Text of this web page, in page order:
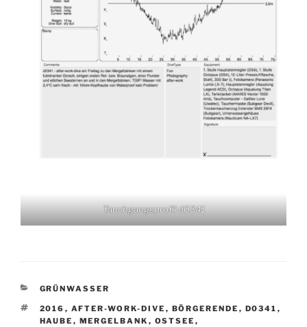
Tauchgangsprofil d0341
KATEGORIEN
GRÜNWASSER
SCHLAGWÖRTER
2016 , AFTER-WORK-DIVE , BÖRGERENDE , D0341 ,
HAUBE , MERGELBANK , OSTSEE ,